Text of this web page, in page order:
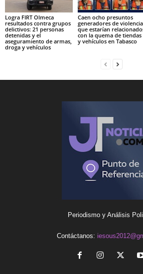
Logra FIRT Olmeca
resultados contra grupos
delictivos: 21 personas
detenidas y el
aseguramiento de armas,
droga y vehículos
Caen ocho presuntos
generadores de violencia
que estarían
con la quema de tiendas
y vehículos en Tabasco
Periodismo y Análisis
Contáctanos: